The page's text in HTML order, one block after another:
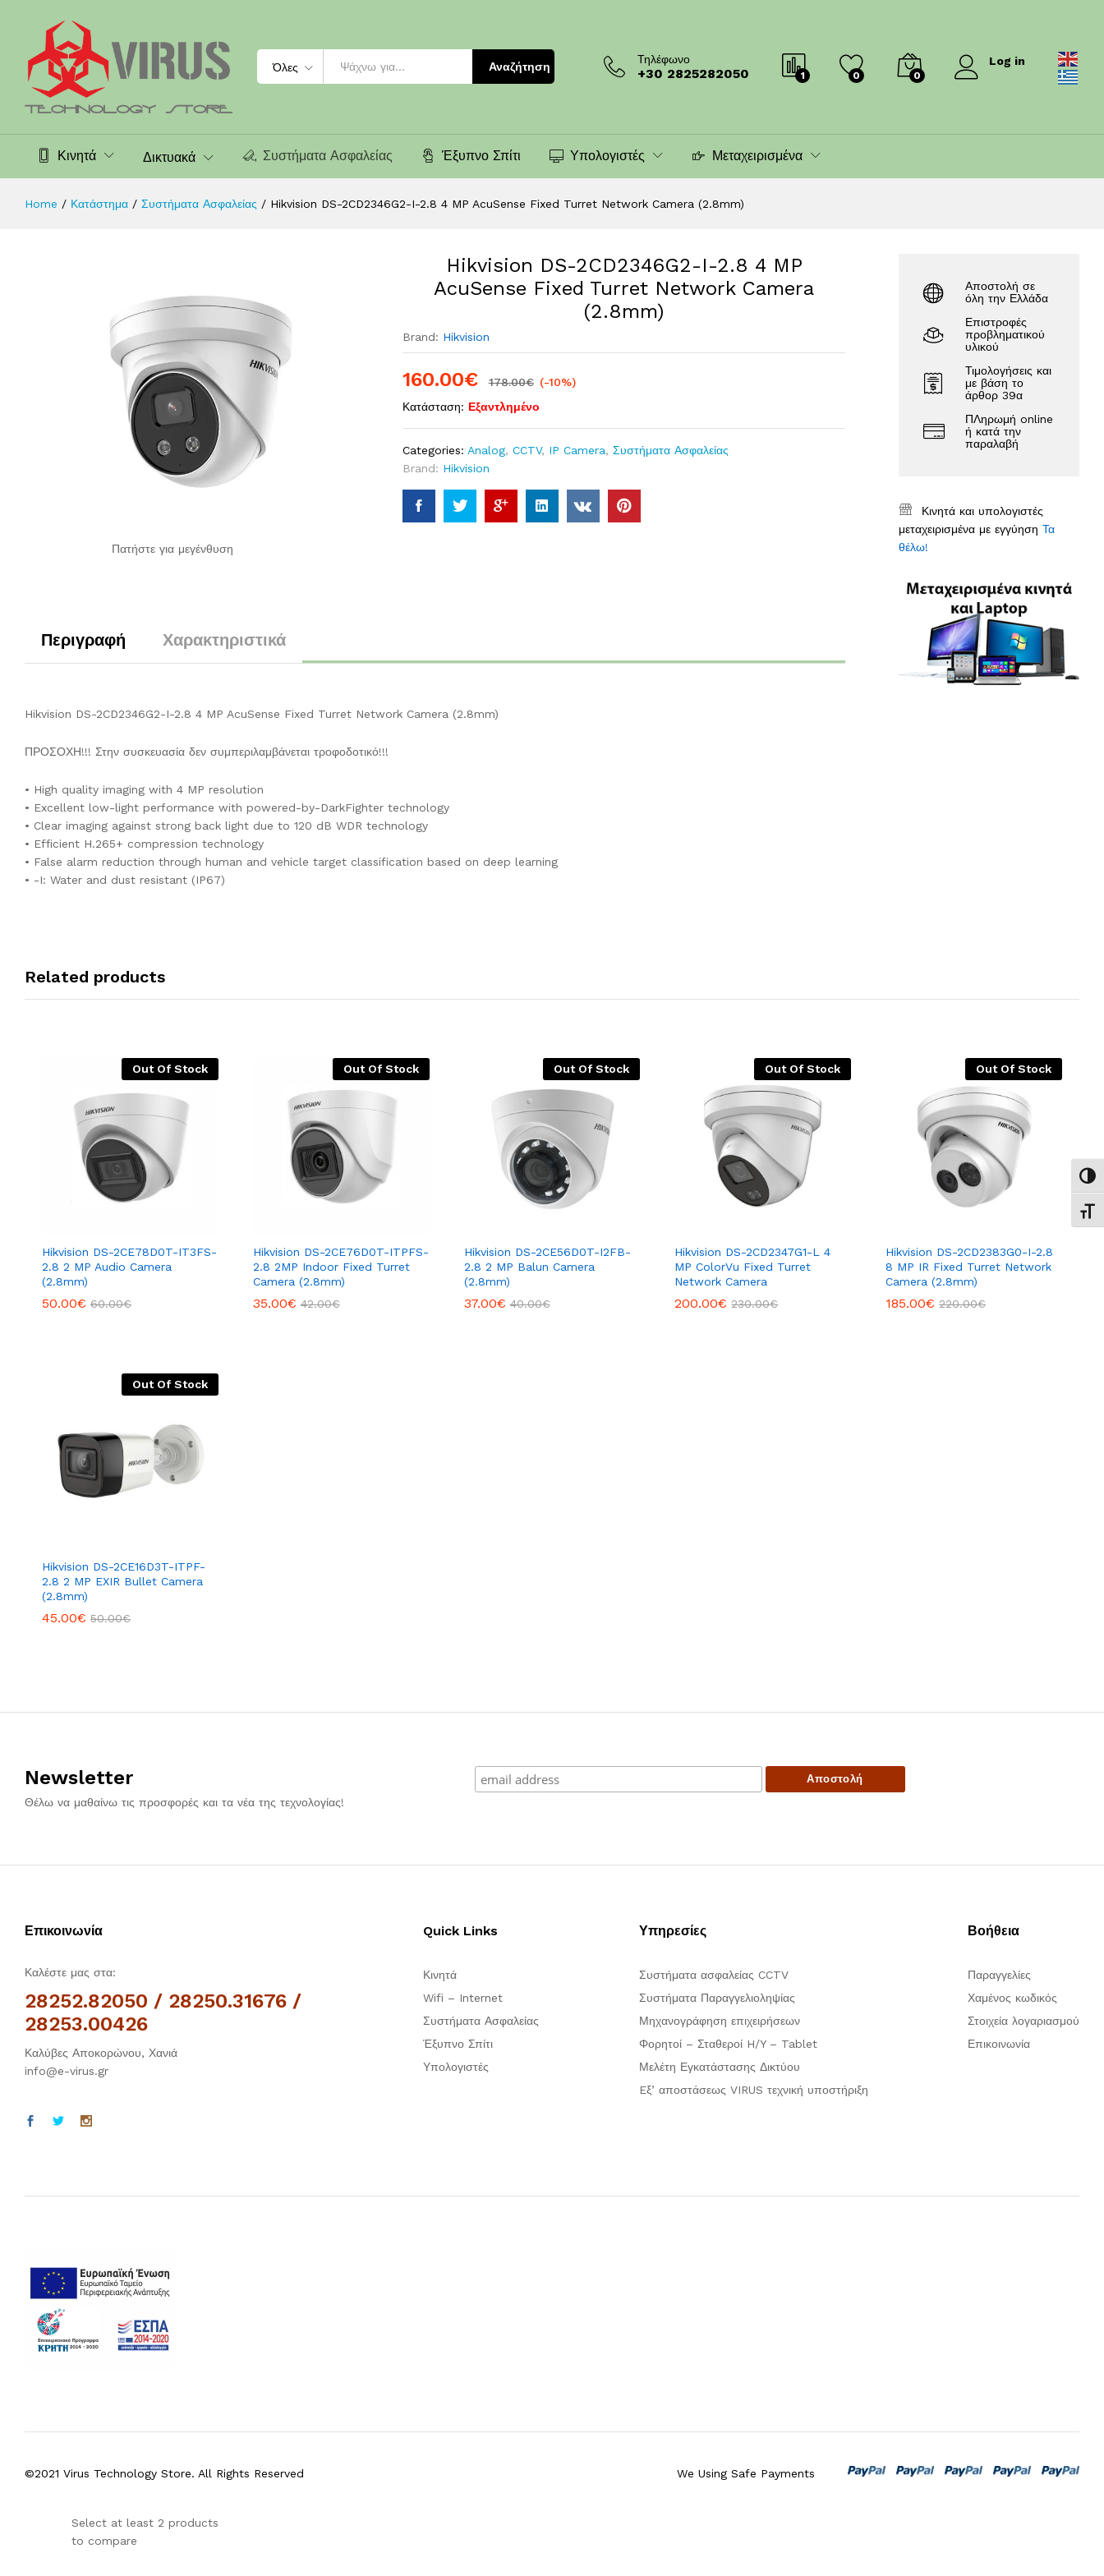
Όλες Αναζήτηση
Τηλέφωνο
+30 2825282050 1 0 0
Log in
Κινητά Δικτυακά Συστήματα Ασφαλείας Έξυπνο Σπίτι Υπολογιστές Μεταχειρισμένα
Home / Κατάστημα / Συστήματα Ασφαλείας / Hikvision DS-2CD2346G2-I-2.8 4 MP AcuSense Fixed Turret Network Camera (2.8mm)
Πατήστε για μεγένθυση
Hikvision DS-2CD2346G2-I-2.8 4 MP
AcuSense Fixed Turret Network Camera
(2.8mm)
Brand: Hikvision
160.00€ 178.00€ (-10%)
Κατάσταση: Εξαντλημένο
Categories: Analog, CCTV, IP Camera, Συστήματα Ασφαλείας
Brand: Hikvision
Περιγραφή Χαρακτηριστικά
Hikvision DS-2CD2346G2-I-2.8 4 MP AcuSense Fixed Turret Network Camera (2.8mm)
ΠΡΟΣΟΧΗ!!! Στην συσκευασία δεν συμπεριλαμβάνεται τροφοδοτικό!!!
• High quality imaging with 4 MP resolution
• Excellent low-light performance with powered-by-DarkFighter technology
• Clear imaging against strong back light due to 120 dB WDR technology
• Efficient H.265+ compression technology
• False alarm reduction through human and vehicle target classification based on deep learning
• -I: Water and dust resistant (IP67)
Αποστολή σε
όλη την Ελλάδα
Επιστροφές
προβληματικού
υλικού
Τιμολογήσεις και
με βάση το
άρθορ 39α
ΠΛηρωμή online
ή κατά την
παραλαβή
Κινητά και υπολογιστές
μεταχειρισμένα με εγγύησηΤα
θέλω!
Related products
Out Of Stock
Hikvision DS-2CE78D0T-IT3FS-
2.8 2 MP Audio Camera
(2.8mm)
50.00€ 60.00€
Out Of Stock
Hikvision DS-2CE76D0T-ITPFS-
2.8 2MP Indoor Fixed Turret
Camera (2.8mm)
35.00€ 42.00€
Out Of Stock
Hikvision DS-2CE56D0T-I2FB-
2.8 2 MP Balun Camera
(2.8mm)
37.00€ 40.00€
Out Of Stock
Hikvision DS-2CD2347G1-L 4
MP ColorVu Fixed Turret
Network Camera
200.00€ 230.00€
Out Of Stock
Hikvision DS-2CD2383G0-I-2.8
8 MP IR Fixed Turret Network
Camera (2.8mm)
185.00€ 220.00€
Out Of Stock
Hikvision DS-2CE16D3T-ITPF-
2.8 2 MP EXIR Bullet Camera
(2.8mm)
45.00€ 50.00€
Newsletter
Θέλω να μαθαίνω τις προσφορές και τα νέα της τεχνολογίας!
Επικοινωνία
Καλέστε μας στα:
28252.82050 / 28250.31676 /
28253.00426
Καλύβες Αποκορώνου, Χανιά
info@e-virus.gr
Quick Links
Κινητά
Wifi – Internet
Συστήματα Ασφαλείας
Έξυπνο Σπίτι
Υπολογιστές
Υπηρεσίες
Συστήματα ασφαλείας CCTV
Συστήματα Παραγγελιοληψίας
Μηχανογράφηση επιχειρήσεων
Φορητοί – Σταθεροί H/Y – Tablet
Μελέτη Εγκατάστασης Δικτύου
Eξ’ αποστάσεως VIRUS τεχνική υποστήριξη
Βοήθεια
Παραγγελίες
Χαμένος κωδικός
Στοιχεία λογαριασμού
Επικοινωνία
©2021 Virus Technology Store. All Rights Reserved We Using Safe Payments
Περιγραφή
Select at least 2 products
to compare